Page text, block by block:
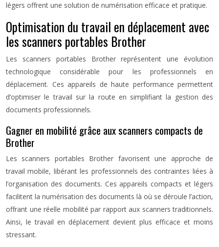
légers offrent une solution de numérisation efficace et pratique.
Optimisation du travail en déplacement avec
les scanners portables Brother
Les scanners portables Brother représentent une évolution
technologique considérable pour les professionnels en
déplacement. Ces appareils de haute performance permettent
d’optimiser le travail sur la route en simplifiant la gestion des
documents professionnels.
Gagner en mobilité grâce aux scanners compacts de
Brother
Les scanners portables Brother favorisent une approche de
travail mobile, libérant les professionnels des contraintes liées à
l’organisation des documents. Ces appareils compacts et légers
facilitent la numérisation des documents là où se déroule l’action,
offrant une réelle mobilité par rapport aux scanners traditionnels.
Ainsi, le travail en déplacement devient plus efficace et moins
stressant.